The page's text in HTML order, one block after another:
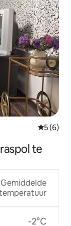
5 (6)
te
Gemiddelde
-2°C